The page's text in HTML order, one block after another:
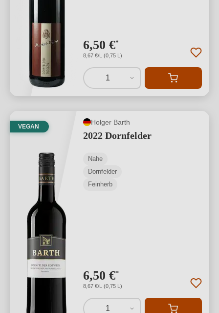
6,50 €*
8,67 €/L (0,75 L)
1
VEGAN
Holger Barth
2022 Dornfelder
Nahe
Dornfelder
Feinherb
6,50 €*
8,67 €/L (0,75 L)
1